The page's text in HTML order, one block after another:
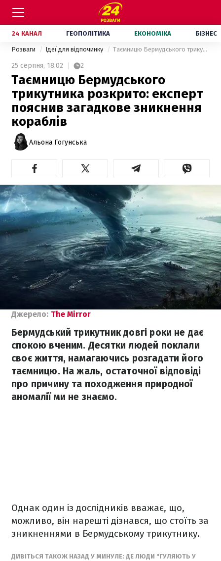
24 КАНАЛ ГЕОПОЛІТИКА ЕКОНОМІКА БІЗНЕС
Розваги Ідеї для відпочинку Таємницю Бермудського трикутника розкрито: експерт пояснив загадкове зникнення кораблів
25 серпня, 18:02 2
Таємницю Бермудського
трикутника розкрито: експерт
пояснив загадкове зникнення
кораблів
Альона Гогунська
Джерело: The Mirror
Бермудський трикутник довгі роки не дає
спокою вченим. Десятки людей поклали
своє життя, намагаючись розгадати його
таємницю. На жаль, остаточної відповіді
про причину та походження природної
аномалії ми не знаємо.
Однак один із дослідників вважає, що,
можливо, він нарешті дізнався, що стоїть за
зникненнями в Бермудському трикутнику.
ДИВІТЬСЯ ТАКОЖ НАЗАД У МИНУЛЕ: ДЕ ЛЮДИ "ГУЛЯЮТЬ У